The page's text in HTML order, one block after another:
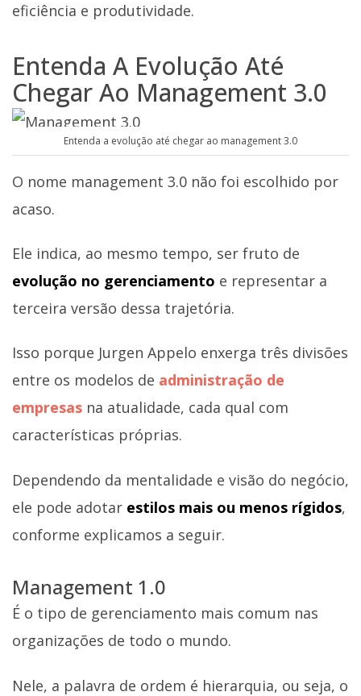
eficiência e produtividade.
Entenda A Evolução Até
Chegar Ao Management 3.0
Entenda a evolução até chegar ao management 3.0
O nome management 3.0 não foi escolhido por
acaso.
Ele indica, ao mesmo tempo, ser fruto de
evolução no gerenciamento e representar a
terceira versão dessa trajetória.
Isso porque Jurgen Appelo enxerga três divisões
entre os modelos de administração de
empresas na atualidade, cada qual com
características próprias.
Dependendo da mentalidade e visão do negócio,
ele pode adotar estilos mais ou menos rígidos,
conforme explicamos a seguir.
Management 1.0
É o tipo de gerenciamento mais comum nas
organizações de todo o mundo.
Nele, a palavra de ordem é hierarquia, ou seja, o